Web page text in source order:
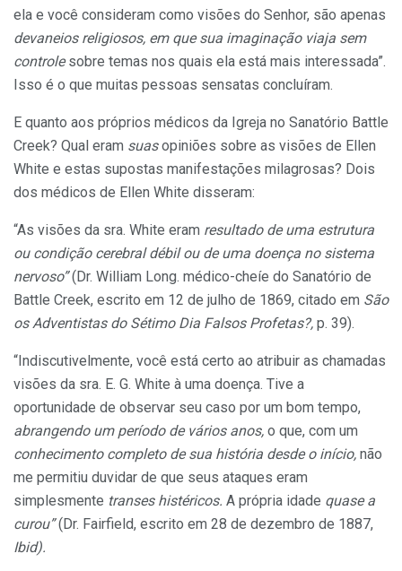
ela e você consideram como visões do Senhor, são apenas
devaneios religiosos, em que sua imaginação viaja sem
controlesobre temas nos quais ela está mais interessada”.
Isso é o que muitas pessoas sensatas concluíram.
E quanto aos próprios médicos da Igreja no Sanatório Battle
Creek? Qual eram suasopiniões sobre as visões de Ellen
White e estas supostas manifestações milagrosas? Dois
dos médicos de Ellen White disseram:
“As visões da sra. White eram resultado de uma estrutura
ou condição cerebral débil ou de uma doença no sistema
nervoso”(Dr. William Long. médico-cheíe do Sanatório de
Battle Creek, escrito em 12 de julho de 1869, citado em São
os Adventistas do Sétimo Dia Falsos Profetas?, p. 39).
“Indiscutivelmente, você está certo ao atribuir as chamadas
visões da sra. E. G. White à uma doença. Tive a
oportunidade de observar seu caso por um bom tempo,
abrangendo um período de vários anos, o que, com um
conhecimento completo de sua história desde o início, não
me permitiu duvidar de que seus ataques eram
simplesmente transes histéricos. A própria idade quase a
curou”(Dr. Fairfield, escrito em 28 de dezembro de 1887,
Ibid).